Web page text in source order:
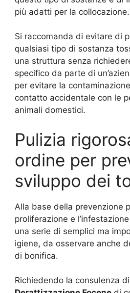
più adatti per la collocazione.
Si raccomanda di evitare di
qualsiasi tipo di sostanza
una struttura senza
specifico da parte di
per evitare la
contatto accidentale con le
animali domestici.
Pulizia
ordine per
sviluppo dei
Alla base della prevenzione
proliferazione e
una serie di semplici ma
igiene, da osservare anche
di bonifica.
Richiedendo la consulenza